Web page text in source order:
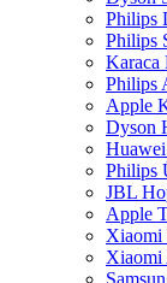
Philips
Philips
Karaca
Philips
Apple
Dyson
Huawei
Philips
JBL
Apple
Xiaomi
Xiaomi